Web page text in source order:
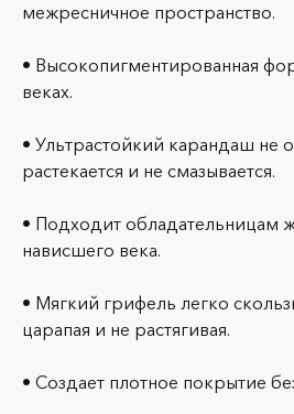
межресничное пространство.
• Высокопигментированная
веках.
• Ультрастойкий карандаш не
растекается и не смазывается.
• Подходит обладательницам
нависшего века.
• Мягкий грифель легко
царапая и не растягивая.
• Создает плотное покрытие